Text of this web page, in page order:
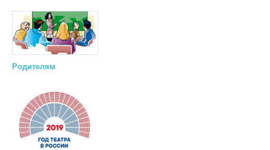
Родителям